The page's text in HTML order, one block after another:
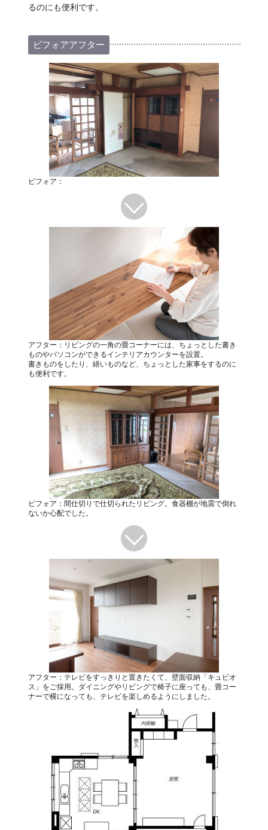
るのにも便利です。
ビフォアアフター
ビフォア：
アフター：リビングの一角の畳コーナーには、ちょっとした書き
ものやパソコンができるインテリアカウンターを設置。
書きものをしたり、繕いものなど、ちょっとした家事をするのに
も便利です。
ビフォア：間仕切りで仕切られたリビング。食器棚が地震で倒れ
ないか心配でした。
アフター：テレビをすっきりと置きたくて、壁面収納「キュビオ
ス」をご採用。ダイニングやリビングで椅子に座っても、畳コー
ナーで横になっても、テレビを楽しめるようにしました。